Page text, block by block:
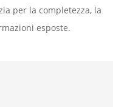
per la completezza, la
esposte.